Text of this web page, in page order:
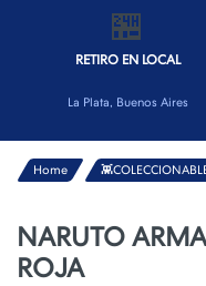
🏪
RETIRO EN LOCAL
La Plata, Buenos Aires
Home
NARUTO
ROJA